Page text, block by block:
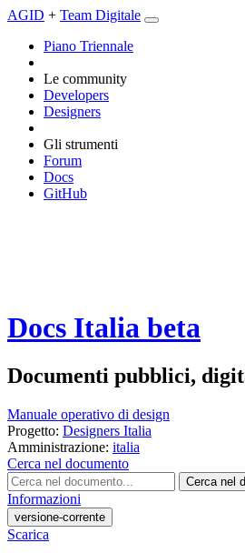
AGID + Team Digitale
Piano Triennale
Le community
Developers
Designers
Gli strumenti
Forum
Docs
GitHub
Docs Italia beta
Documenti pubblici,
Manuale operativo di design
Progetto: Designers Italia
Amministrazione: italia
Cerca nel documento
Cerca nel
Informazioni
versione-corrente
Scarica